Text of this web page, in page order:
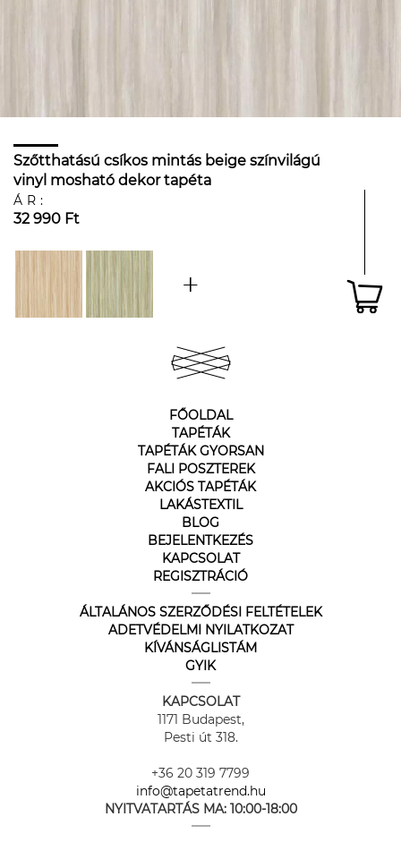
Szőtthatású csíkos mintás beige színvilágú
vinyl mosható dekor tapéta
ÁR:
32 990 Ft
FŐOLDAL
TAPÉTÁK
TAPÉTÁK GYORSAN
FALI POSZTEREK
AKCIÓS TAPÉTÁK
LAKÁSTEXTIL
BLOG
BEJELENTKEZÉS
KAPCSOLAT
REGISZTRÁCIÓ
ÁLTALÁNOS SZERZŐDÉSI FELTÉTELEK
ADETVÉDELMI NYILATKOZAT
KÍVÁNSÁGLISTÁM
GYIK
KAPCSOLAT
1171 Budapest,
Pesti út 318.
+36 20 319 7799
info@tapetatrend.hu
NYITVATARTÁS MA: 10:00-18:00